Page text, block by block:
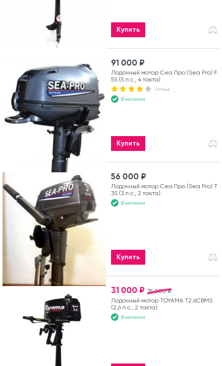
Купить
91 000 ₽
Лодочный мотор Сеа Про (Sea Pro) F
5S (5 л.с., 4 такта)
1 отзыв
В наличии
Купить
56 000 ₽
Лодочный мотор Сеа Про (Sea Pro) Т
3S (3 л.с., 2 такта)
В наличии
Купить
35 000 ₽
31 000 ₽
Лодочный мотор TOYAMA T2.6CBMS
(2,6 л.с., 2 такта)
В наличии